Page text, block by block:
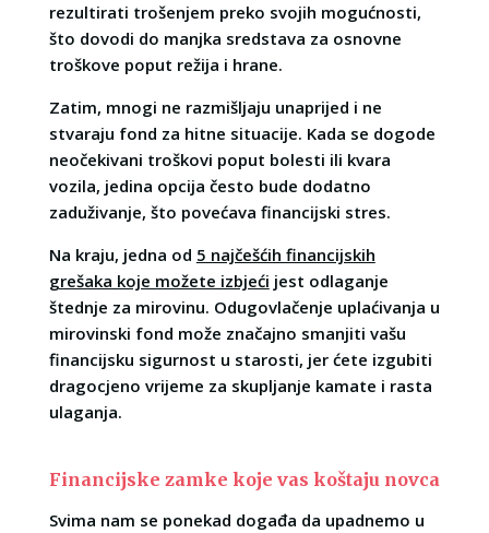
rezultirati trošenjem preko svojih mogućnosti,
što dovodi do manjka sredstava za osnovne
troškove poput režija i hrane.
Zatim, mnogi ne razmišljaju unaprijed i ne
stvaraju fond za hitne situacije. Kada se dogode
neočekivani troškovi poput bolesti ili kvara
vozila, jedina opcija često bude dodatno
zaduživanje, što povećava financijski stres.
Na kraju, jedna od 5 najčešćih financijskih
grešaka koje možete izbjeći jest odlaganje
štednje za mirovinu. Odugovlačenje uplaćivanja u
mirovinski fond može značajno smanjiti vašu
financijsku sigurnost u starosti, jer ćete izgubiti
dragocjeno vrijeme za skupljanje kamate i rasta
ulaganja.
Financijske zamke koje vas koštaju novca
Svima nam se ponekad događa da upadnemo u